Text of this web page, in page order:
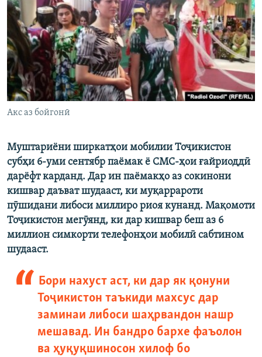
ГУЗОРИШҲОИ РАДИОӢ
Русский
ПАЙГИРӢ КУНЕД
Акс аз бойгонӣ
Муштариёни ширкатҳои мобилии Тоҷикистон
субҳи 6-уми сентябр паёмак ё СМС-ҳои ғайриоддӣ
дарёфт карданд. Дар ин паёмакҳо аз сокинони
кишвар даъват шудааст, ки муқаррароти
пӯшидани либоси миллиро риоя кунанд. Мақомоти
Тоҷикистон мегӯянд, ки дар кишвар беш аз 6
миллион симкорти телефонҳои мобилӣ сабтином
шудааст.
Бори нахуст аст, ки дар як қонуни
Тоҷикистон таъкиди махсус дар
заминаи либоси шаҳрвандон нашр
мешавад. Ин бандро бархе фаъолон
ва ҳуқуқшиносон хилоф бо